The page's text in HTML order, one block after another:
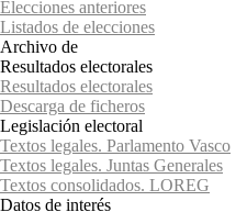
Elecciones anteriores
Listados de elecciones
Archivo de
Resultados electorales
Resultados electorales
Descarga de ficheros
Legislación electoral
Textos legales. Parlamento Vasco
Textos legales. Juntas Generales
Textos consolidados. LOREG
Datos de interés